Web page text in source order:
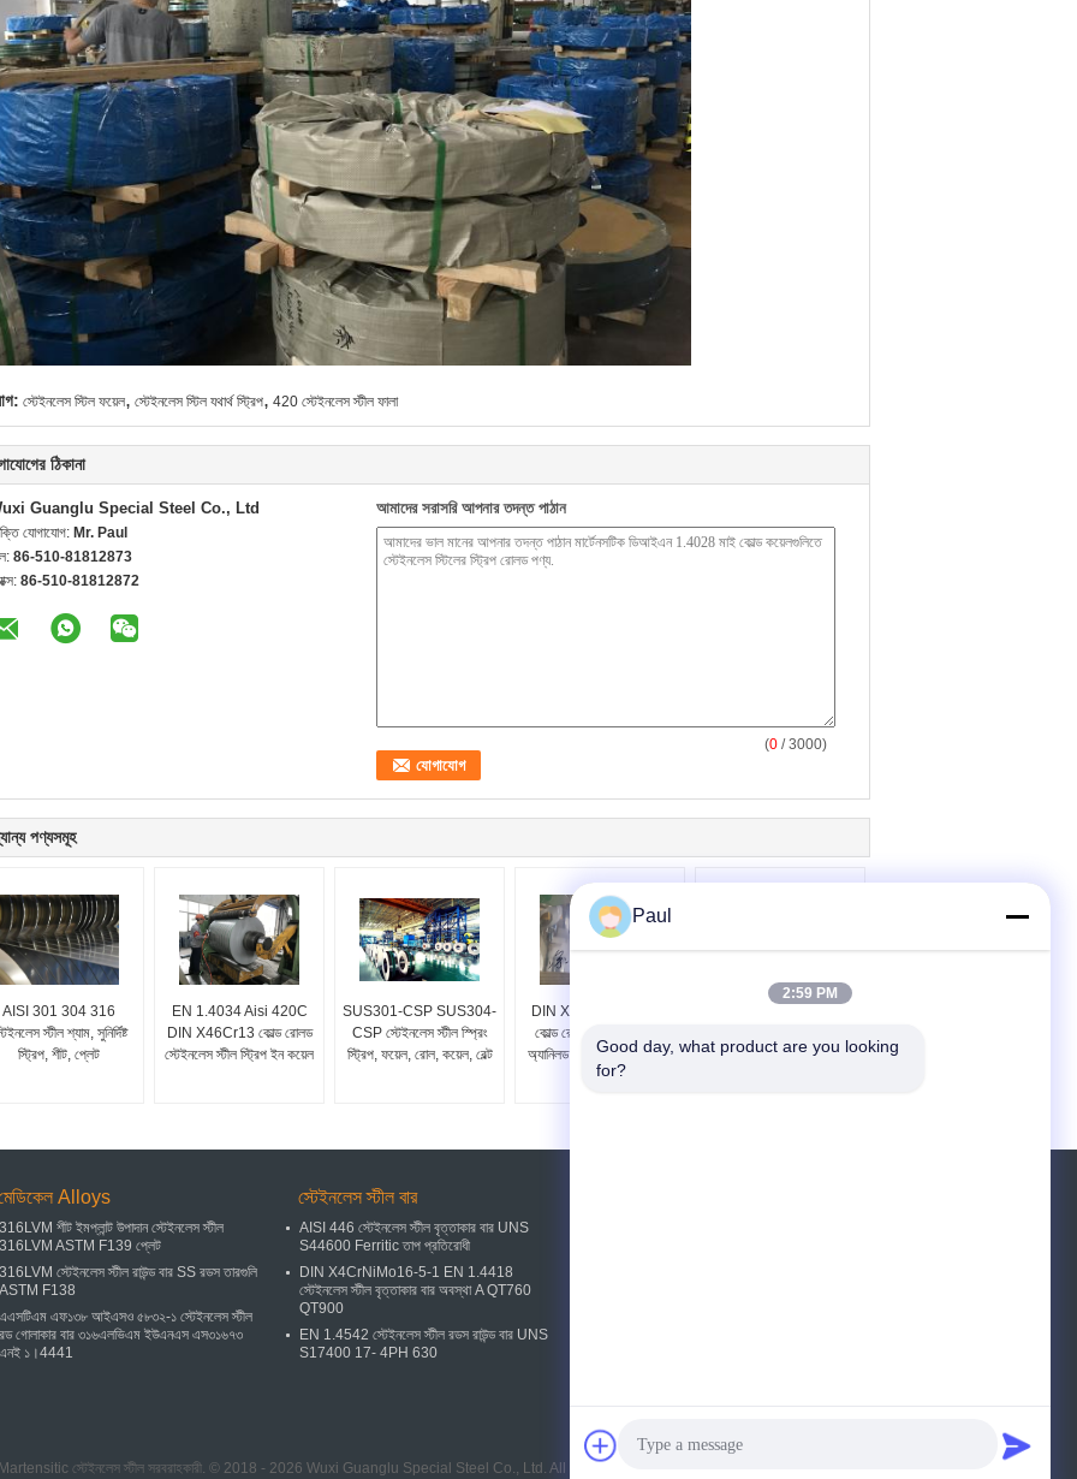
স্টেইনলেস স্টিল ফয়েল, স্টেইনলেস স্টিল যথার্থ স্ট্রিপ, 420 স্টেইনলেস স্টীল ফালা
ঠিকানা
Guanglu Special Steel Co., Ltd
যোগাযোগ: Mr. Paul
86-510-81812873
86-510-81812872
আমাদের সরাসরি আপনার তদন্ত পাঠান
(0 / 3000)
পণ্যসমূহ
AISI 301 304 316
স্টীল শ্যাম, সুনির্দিষ্ট
স্ট্রিপ, শীট, প্লেট
EN 1.4034 Aisi 420C
DIN X46Cr13 কোল্ড রোলড
স্টেইনলেস স্টীল স্ট্রিপ ইন কয়েল
SUS301-CSP SUS304-
CSP স্টেইনলেস স্টীল স্প্রিং
স্ট্রিপ, ফয়েল, রোল, কয়েল, বেল্ট
DIN X20CrMo13 স্ট্রিপ
কোল্ড রোলড স্টেইনলেস স্টীল
অ্যানিলড EN 1.4120 কয়েল
স্টেইনলেস স্টীল স্ট্রিপ ইন কয়েল
Alloys
316LVM শীট ইমপ্লান্ট উপাদান স্টেইনলেস স্টীল
316LVM ASTM F139 প্লেট
316LVM স্টেইনলেস স্টীল রাউন্ড বার SS রডস তারগুলি
ASTM F138
এএসটিএম এফ১৩৮ আইএসও ৫৮৩২-১ স্টেইনলেস স্টীল
রড গোলাকার বার ৩১৬এলভিএম ইউএনএস এস৩১৬৭৩
এনই ১।4441
স্টেইনলেস স্টীল বার
AISI 446 স্টেইনলেস স্টীল বৃত্তাকার বার UNS
S44600 Ferritic তাপ প্রতিরোধী
DIN X4CrNiMo16-5-1 EN 1.4418
স্টেইনলেস স্টীল বৃত্তাকার বার অবস্থা A QT760
QT900
EN 1.4542 স্টেইনলেস স্টীল রডস রাউন্ড বার UNS
S17400 17- 4PH 630
Martensitic স্টেইনলেস স্টীল সরবরাহকারী. © 2018 - 2026 Wuxi Guanglu Special Steel Co., Ltd. All Rights Reserved.
Paul
2:59 PM
Good day, what product are you looking
for?